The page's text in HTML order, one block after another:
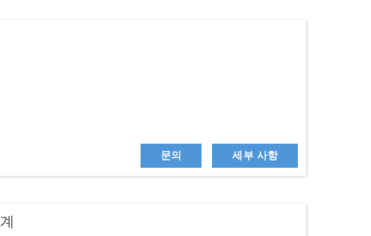
문의 세부 사항